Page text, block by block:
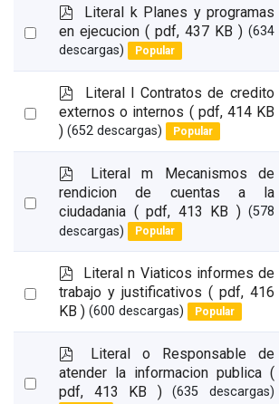
Select
p
d
f
Literal k Planes y programas
en ejecucion ( pdf, 437 KB ) (634
descargas)
Popular
Select
p
d
f
Literal l Contratos de credito
externos o internos ( pdf, 414 KB
) (652 descargas) Popular
Select
item
p
d
f
Literal m Mecanismos de
rendicion de cuentas a la
ciudadania ( pdf, 413 KB ) (578
descargas)
Popular
Select
p
d
f
Literal n Viaticos informes de
trabajo y justificativos ( pdf, 416
KB ) (600 descargas) Popular
Select
p
d
Literal o Responsable de
atender la informacion publica (
pdf, 413 KB )
(635 descargas)